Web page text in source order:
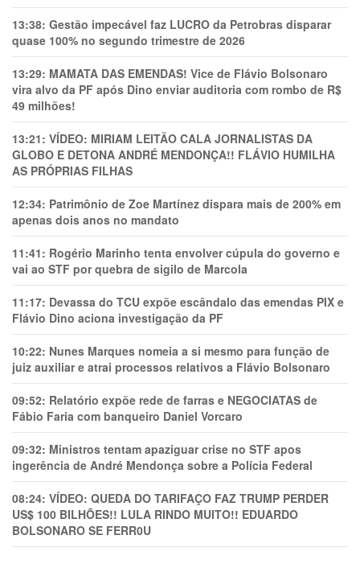
13:38: Gestão impecável faz LUCRO da Petrobras disparar
quase 100% no segundo trimestre de 2026
13:29: MAMATA DAS EMENDAS! Vice de Flávio Bolsonaro
vira alvo da PF após Dino enviar auditoria com rombo de R$
49 milhões!
13:21: VÍDEO: MIRIAM LEITÃO CALA JORNALISTAS DA
GLOBO E DETONA ANDRÉ MENDONÇA!! FLÁVIO HUMILHA
AS PRÓPRIAS FILHAS
12:34: Patrimônio de Zoe Martínez dispara mais de 200% em
apenas dois anos no mandato
11:41: Rogério Marinho tenta envolver cúpula do governo e
vai ao STF por quebra de sigilo de Marcola
11:17: Devassa do TCU expõe escândalo das emendas PIX e
Flávio Dino aciona investigação da PF
10:22: Nunes Marques nomeia a si mesmo para função de
juiz auxiliar e atrai processos relativos a Flávio Bolsonaro
09:52: Relatório expõe rede de farras e NEGOCIATAS de
Fábio Faria com banqueiro Daniel Vorcaro
09:32: Ministros tentam apaziguar crise no STF apos
ingerência de André Mendonça sobre a Polícia Federal
08:24: VÍDEO: QUEDA DO TARIFAÇO FAZ TRUMP PERDER
US$ 100 BILHÕES!! LULA RINDO MUITO!! EDUARDO
BOLSONARO SE FERR0U